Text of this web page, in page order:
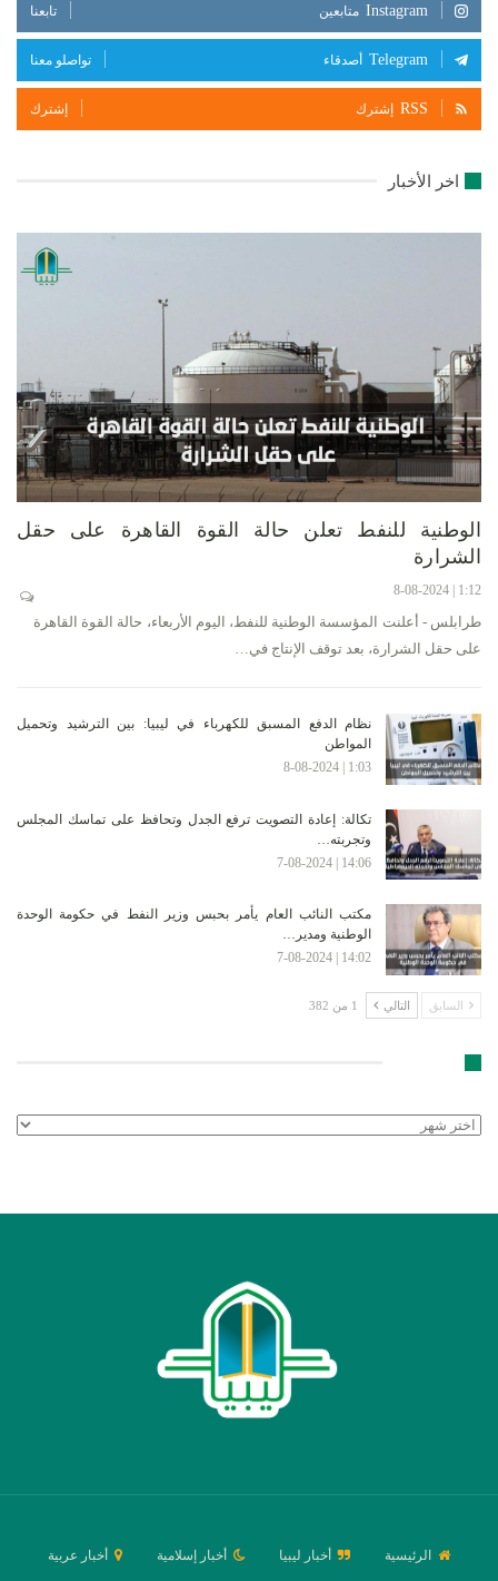
Instagram متابعين تابعنا
Telegram أصدقاء تواصلو معنا
RSS إشترك إشترك
اخر الأخبار
الوطنية للنفط تعلن حالة القوة القاهرة على حقل
الشرارة
1:12 | 8-08-2024
طرابلس - أعلنت المؤسسة الوطنية للنفط، اليوم الأربعاء، حالة القوة القاهرة
على حقل الشرارة، بعد توقف الإنتاج في…
نظام الدفع المسبق للكهرباء في ليبيا: بين الترشيد وتحميل
المواطن
1:03 | 8-08-2024
تكالة: إعادة التصويت ترفع الجدل وتحافظ على تماسك المجلس
وتجربته…
14:06 | 7-08-2024
مكتب النائب العام يأمر بحبس وزير النفط في حكومة الوحدة
الوطنية ومدير…
14:02 | 7-08-2024
السابق التالي 1 من 382
الأرشيف
الرئيسية أخبار ليبيا أخبار إسلامية أخبار عربية